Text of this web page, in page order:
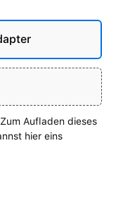
Aufladen dieses
hier eins